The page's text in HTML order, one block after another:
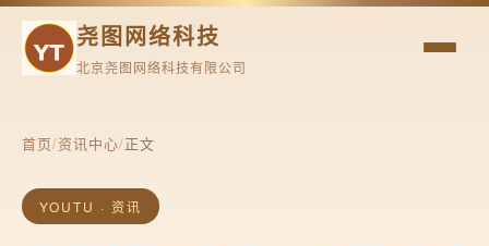
尧图网络科技
北京尧图网络科技有限公司
首页/资讯中心/正文
YOUTU · 资讯